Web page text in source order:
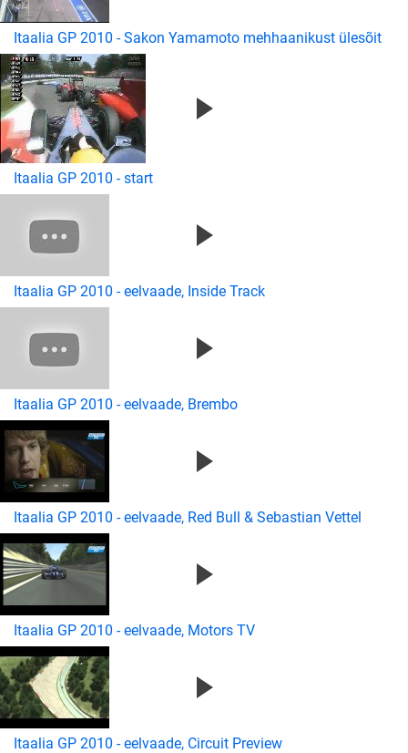
Itaalia GP 2010 - Sakon Yamamoto mehhaanikust ülesõit
Itaalia GP 2010 - start
Itaalia GP 2010 - eelvaade, Inside Track
Itaalia GP 2010 - eelvaade, Brembo
Itaalia GP 2010 - eelvaade, Red Bull & Sebastian Vettel
Itaalia GP 2010 - eelvaade, Motors TV
Itaalia GP 2010 - eelvaade, Circuit Preview